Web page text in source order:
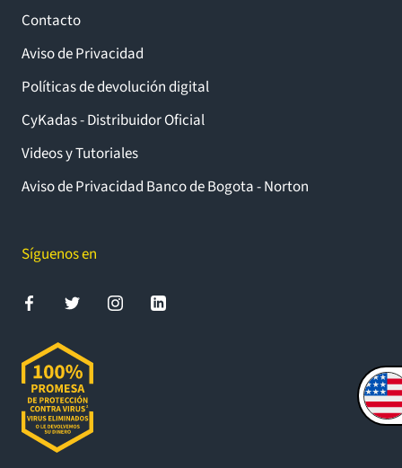
Contacto
Aviso de Privacidad
Políticas de devolución digital
CyKadas - Distribuidor Oficial
Videos y Tutoriales
Aviso de Privacidad Banco de Bogota - Norton
Síguenos en